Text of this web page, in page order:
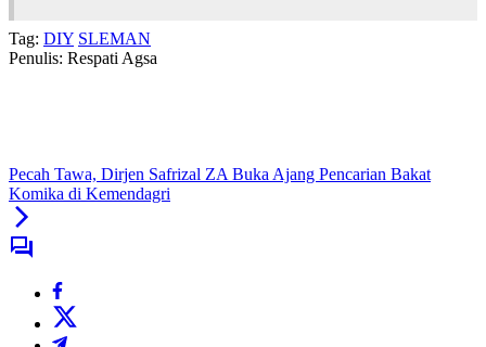
Tag: DIY SLEMAN
Penulis: Respati Agsa
Pecah Tawa, Dirjen Safrizal ZA Buka Ajang Pencarian Bakat
Komika di Kemendagri